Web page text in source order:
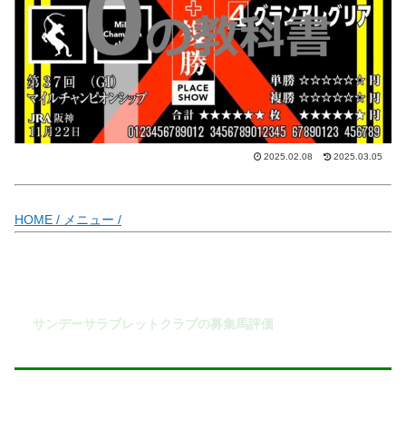
2025.02.08 2025.03.05
HOME / メニュー /
サンデーサラブレットクラブの募集馬評価